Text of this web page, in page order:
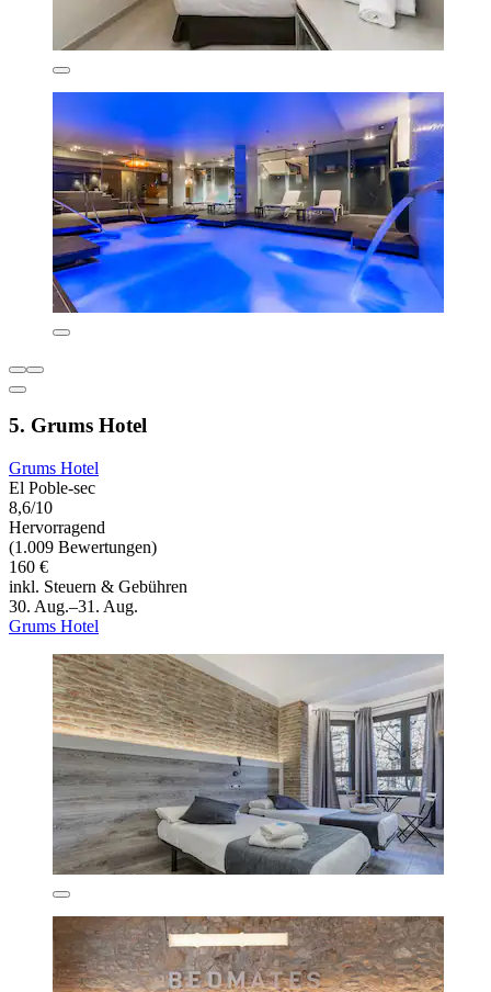
5. Grums Hotel
Grums Hotel
El Poble-sec
8,6/10
Hervorragend
(1.009 Bewertungen)
160 €
inkl. Steuern & Gebühren
30. Aug.–31. Aug.
Grums Hotel